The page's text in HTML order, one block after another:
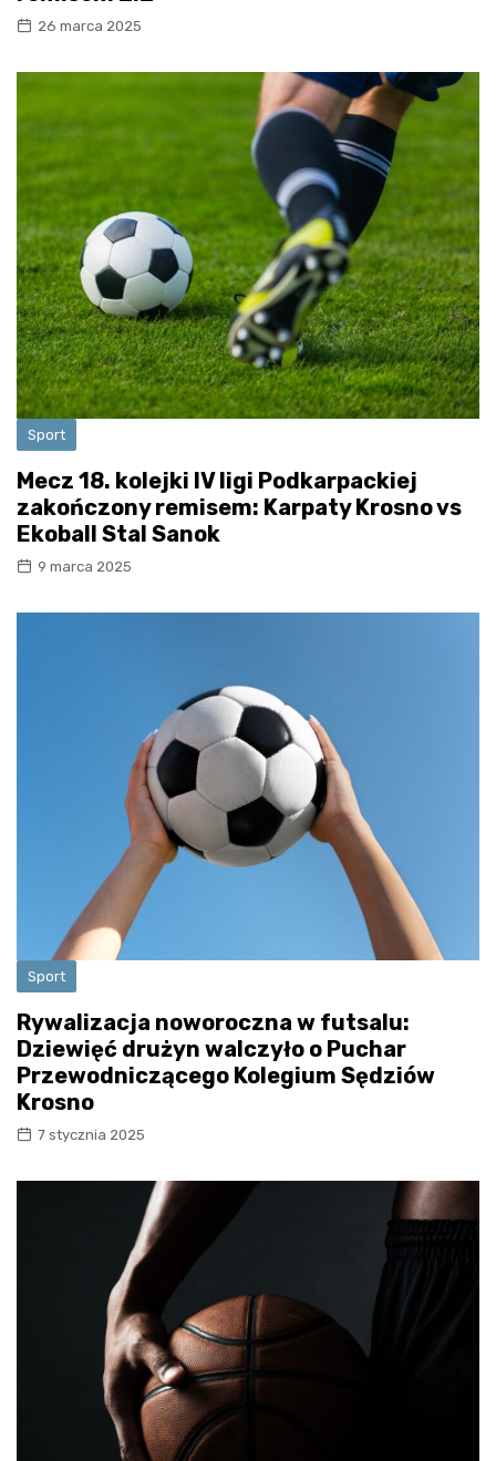
26 marca 2025
Sport
Mecz 18. kolejki IV ligi Podkarpackiej
zakończony remisem: Karpaty Krosno vs
Ekoball Stal Sanok
9 marca 2025
Sport
Rywalizacja noworoczna w futsalu:
Dziewięć drużyn walczyło o Puchar
Przewodniczącego Kolegium Sędziów
Krosno
7 stycznia 2025